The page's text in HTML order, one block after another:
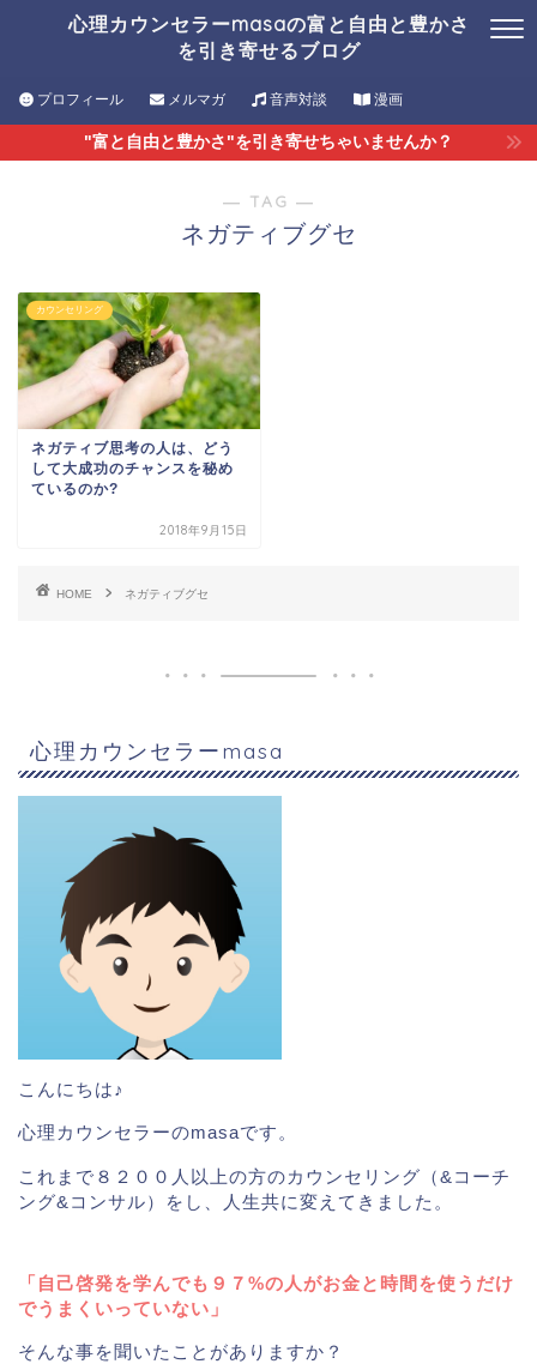
心理カウンセラーmasaの富と自由と豊かさ
を引き寄せるブログ
プロフィール メルマガ 音声対談 漫画
"富と自由と豊かさ"を引き寄せちゃいませんか？
― TAG ―
ネガティブグセ
カウンセリング
ネガティブ思考の人は、どう
して大成功のチャンスを秘め
ているのか?
2018年9月15日
HOME ネガティブグセ
心理カウンセラーmasa
こんにちは♪
心理カウンセラーのmasaです。
これまで８２００人以上の方のカウンセリング（&コーチ
ング&コンサル）をし、人生共に変えてきました。
「自己啓発を学んでも９７%の人がお金と時間を使うだけ
でうまくいっていない」
そんな事を聞いたことがありますか？